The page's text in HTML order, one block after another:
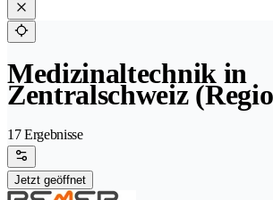
Medizinaltechnik in
Zentralschweiz
17 Ergebnisse
Jetzt geöffnet